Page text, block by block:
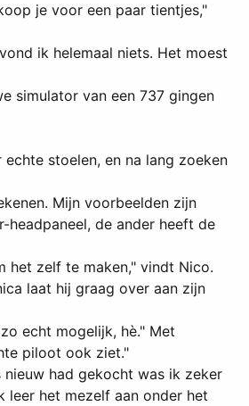
je voor een paar tientjes,"
ik helemaal niets. Het moest
simulator van een 737 gingen
stoelen, en na lang zoeken
Mijn voorbeelden zijn
de ander heeft de
het zelf te maken," vindt Nico.
laat hij graag over aan zijn
echt mogelijk, hè." Met
piloot ook ziet."
had gekocht was ik zeker
leer het mezelf aan onder het